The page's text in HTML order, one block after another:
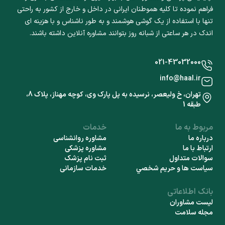
فراهم نموده تا کلیه هموطنان ایرانی در داخل و خارج از کشور به راحتی
تنها با استفاده از یک گوشی هوشمند و به طور ناشناس و با هزینه ای
اندک در هر ساعتی از شبانه روز بتوانند مشاوره آنلاین داشته باشند.
مربوط به ما
درباره ما
ارتباط با ما
سوالات متداول
سياست ها و حريم شخصي
خدمات
مشاوره روانشناسی
مشاوره پزشکی
ثبت نام پزشک
خدمات سازمانی
بانک اطلاعاتی
لیست مشاوران
مجله سلامت
021-43032000
info@haal.ir
تهران، خ ولیعصر، نرسیده به پل پارک وی، کوچه مهناز، پلاک 8،
طبقه 1